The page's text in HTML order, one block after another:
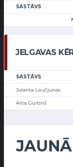
SASTĀVS
JELGAVAS
SASTĀVS
Jolanta Laučjunas
Artis Gurtiņš